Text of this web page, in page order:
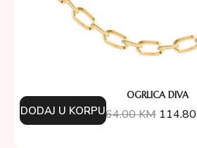
OGRLICA DIVA
164.00KM 114.80
DODAJ U KORPU